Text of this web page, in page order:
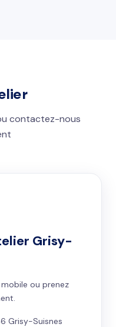
contactez-nous
Grisy-
ou prenez
Grisy-Suisnes